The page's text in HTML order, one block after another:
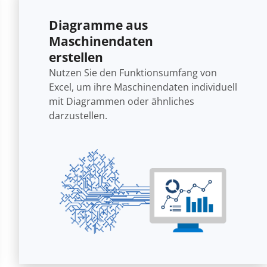
Diagramme aus
Maschinendaten
erstellen
Nutzen Sie den Funktionsumfang von
Excel, um ihre Maschinendaten individuell
mit Diagrammen oder ähnliches
darzustellen.